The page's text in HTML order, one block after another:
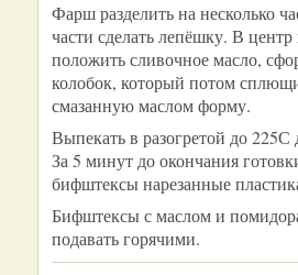
Фарш разделить на несколько
части сделать лепёшку. В
положить сливочное масло,
колобок, который потом
смазанную маслом форму.
Выпекать в разогретой до 225С
За 5 минут до окончания
бифштексы нарезанные
Бифштексы с маслом и
подавать горячими.